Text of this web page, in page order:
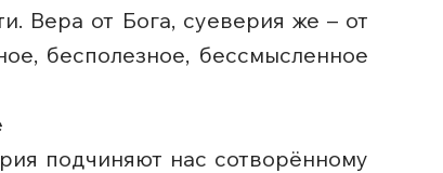
Вера от Бога, суеверия же – от
бесполезное, бессмысленное
подчиняют нас сотворённому